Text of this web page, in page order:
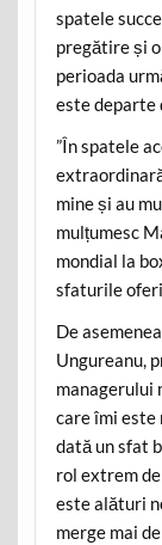
spatele
pregătire și
perioada
este departe
”În spatele
mine și au
mulțumesc
mondial la
sfaturile
De
Ungureanu,
managerului
care îmi este
dată un sfat
rol extrem
este alături
merge mai